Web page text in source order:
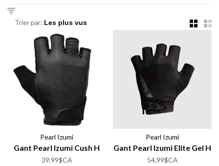
Trier par:
Pearl Izumi
Gant Pearl Izumi Cush H
39,99$CA
Pearl Izumi
Gant Pearl Izumi Elite Gel H
54,99$CA